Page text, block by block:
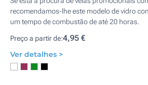
recomendamos-lhe este modelo de vidro
um tempo de combustão de até 20 horas.
Preço a partir de:4,95 €
Ver detalhes >